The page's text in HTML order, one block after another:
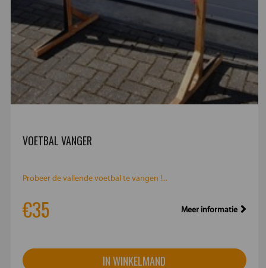
VOETBAL VANGER
Probeer de vallende voetbal te vangen !...
€35 Meer informatie
IN WINKELMAND